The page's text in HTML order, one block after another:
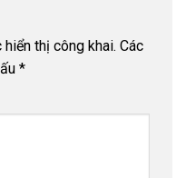
thị công khai. Các
*